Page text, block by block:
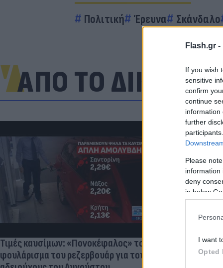
Flash.gr -
If you wish
sensitive
confirm
continue
information
further
Please
information
deny
in below
I want
Opted
Πολιτική Έρευνα Σκάνδαλο
ΑΠΟ ΤΟ ΔΙΚΤΥΟ
Τιμές καυσίμων: «Πονοκέφαλος» το
φουλάρισμα του ρεζερβουάρ για τους
Σαλάχ -
της